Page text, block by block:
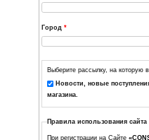
Дата рождения*
День* Месяц*